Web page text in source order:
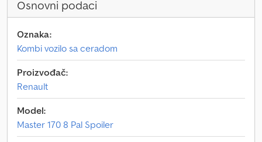
Osnovni podaci
Oznaka:
Kombi vozilo sa ceradom
Proizvođač:
Renault
Model:
Master 170 8 Pal Spoiler